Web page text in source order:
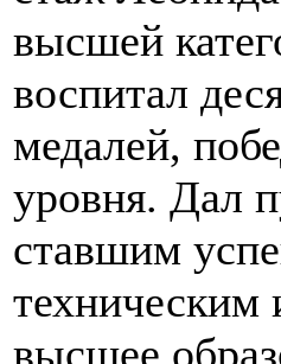
высшей
воспитал
медалей,
уровня. Дал
ставшим
высшее